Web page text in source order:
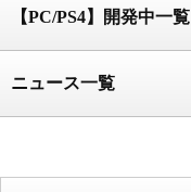
【PC/PS4】開発中一覧
ニュース一覧